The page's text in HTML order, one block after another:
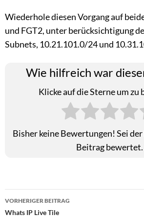
Wiederhole diesen Vorgang auf
und FGT2, unter berücksichtigung
Subnets, 10.21.101.0/24 und
Wie hilfreich war
Klicke auf die Sterne um zu
Bisher keine Bewertungen! Sei
Beitrag bewertet.
Beitragsnavigation
VORHERIGER BEITRAG
Whats IP Live Tile